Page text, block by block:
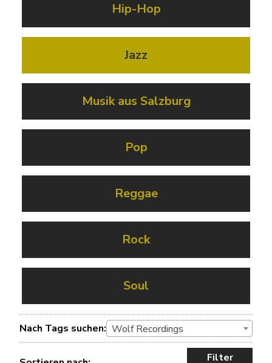
Hip-Hop
Jazz
Musik aus Salzburg
Pop
Reggae
Rock
Soul
Nach Tags suchen: Wolf Recordings
Filter